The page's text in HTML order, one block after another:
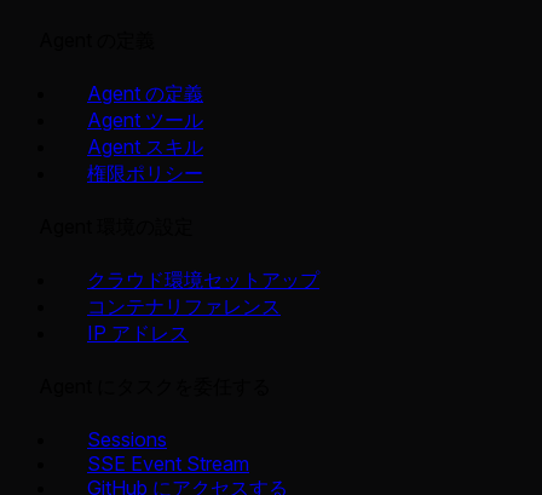
Agent の定義
Agent ツール
Agent スキル
権限ポリシー
クラウド環境セットアップ
コンテナリファレンス
IP アドレス
Sessions
SSE Event Stream
GitHub にアクセスする